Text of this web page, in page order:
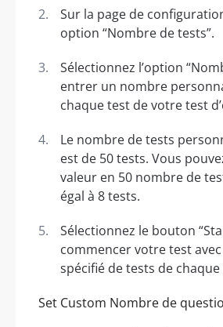
Sur la page de
option “Nombre de tests”.
Sélectionnez l’option
entrer un nombre
chaque test de votre test
Le nombre de tests
est de 50 tests. Vous
valeur en 50 nombre de
égal à 8 tests.
Sélectionnez le bouton
commencer votre test
spécifié de tests de
Set Custom Nombre de